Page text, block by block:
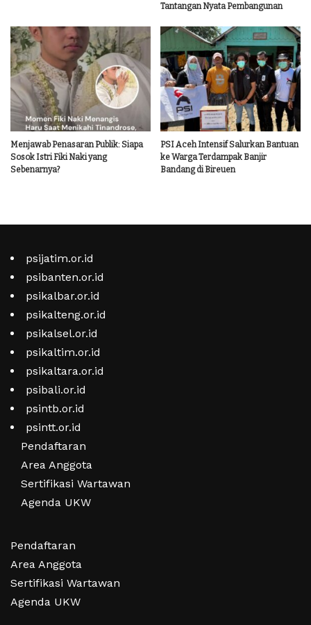
Tantangan Nyata Pembangunan
Menjawab Penasaran Publik: Siapa
Sosok Istri Fiki Naki yang
Sebenarnya?
PSI Aceh Intensif Salurkan Bantuan
ke Warga Terdampak Banjir
Bandang di Bireuen
psijatim.or.id
psibanten.or.id
psikalbar.or.id
psikalteng.or.id
psikalsel.or.id
psikaltim.or.id
psikaltara.or.id
psibali.or.id
psintb.or.id
psintt.or.id
Pendaftaran
Area Anggota
Sertifikasi Wartawan
Agenda UKW
Pendaftaran
Area Anggota
Sertifikasi Wartawan
Agenda UKW